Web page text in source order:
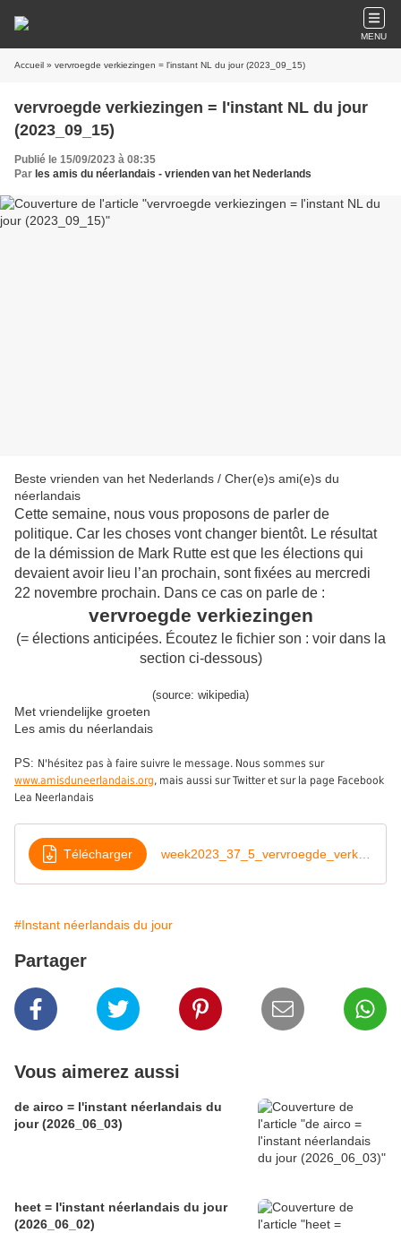
MENU
Accueil » vervroegde verkiezingen = l'instant NL du jour (2023_09_15)
vervroegde verkiezingen = l'instant NL du jour
(2023_09_15)
Publié le 15/09/2023 à 08:35
Par les amis du néerlandais - vrienden van het Nederlands
Beste vrienden van het Nederlands / Cher(e)s ami(e)s du
néerlandais
Cette semaine, nous vous proposons de parler de
politique. Car les choses vont changer bientôt. Le résultat
de la démission de Mark Rutte est que les élections qui
devaient avoir lieu l’an prochain, sont fixées au mercredi
22 novembre prochain. Dans ce cas on parle de :
vervroegde verkiezingen
(= élections anticipées. Écoutez le fichier son : voir dans la
section ci-dessous)
(source: wikipedia)
Met vriendelijke groeten
Les amis du néerlandais
PS: N'hésitez pas à faire suivre le message. Nous sommes sur
www.amisduneerlandais.org, mais aussi sur Twitter et sur la page Facebook
Lea Neerlandais
Télécharger
#Instant néerlandais du jour
Partager
Vous aimerez aussi
de airco = l'instant néerlandais du
jour (2026_06_03)
heet = l'instant néerlandais du jour
(2026_06_02)